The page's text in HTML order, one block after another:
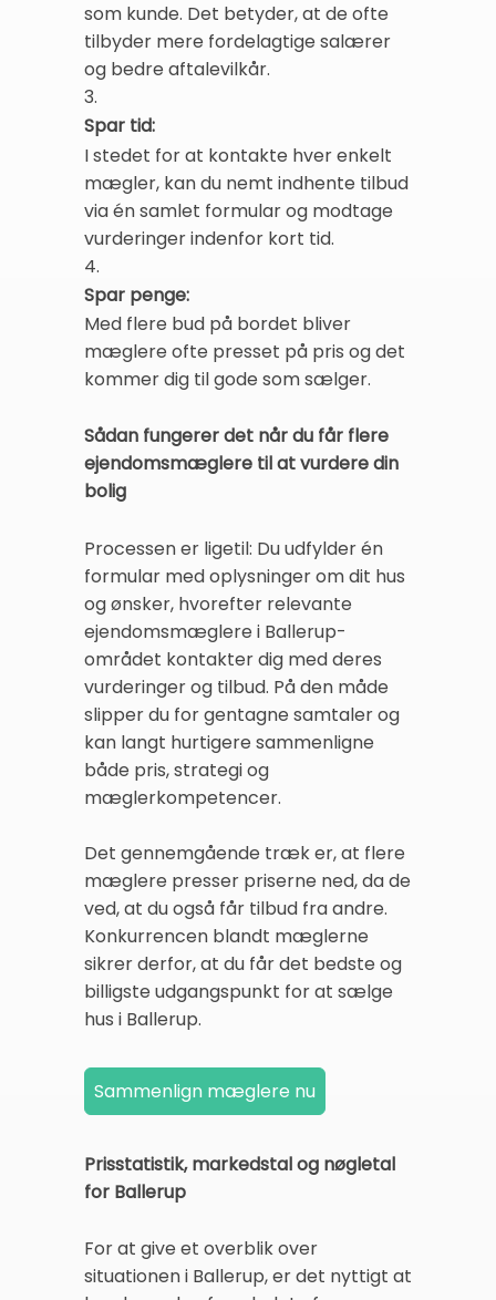
som kunde. Det betyder, at de ofte
tilbyder mere fordelagtige salærer
og bedre aftalevilkår.
3.
Spar tid:
I stedet for at kontakte hver enkelt
mægler, kan du nemt indhente tilbud
via én samlet formular og modtage
vurderinger indenfor kort tid.
4.
Spar penge:
Med flere bud på bordet bliver
mæglere ofte presset på pris og det
kommer dig til gode som sælger.
Sådan fungerer det når du får flere
ejendomsmæglere til at vurdere din
bolig
Processen er ligetil: Du udfylder én
formular med oplysninger om dit hus
og ønsker, hvorefter relevante
ejendomsmæglere i Ballerup-
området kontakter dig med deres
vurderinger og tilbud. På den måde
slipper du for gentagne samtaler og
kan langt hurtigere sammenligne
både pris, strategi og
mæglerkompetencer.
Det gennemgående træk er, at flere
mæglere presser priserne ned, da de
ved, at du også får tilbud fra andre.
Konkurrencen blandt mæglerne
sikrer derfor, at du får det bedste og
billigste udgangspunkt for at sælge
hus i Ballerup.
Prisstatistik, markedstal og nøgletal
for Ballerup
For at give et overblik over
situationen i Ballerup, er det nyttigt at